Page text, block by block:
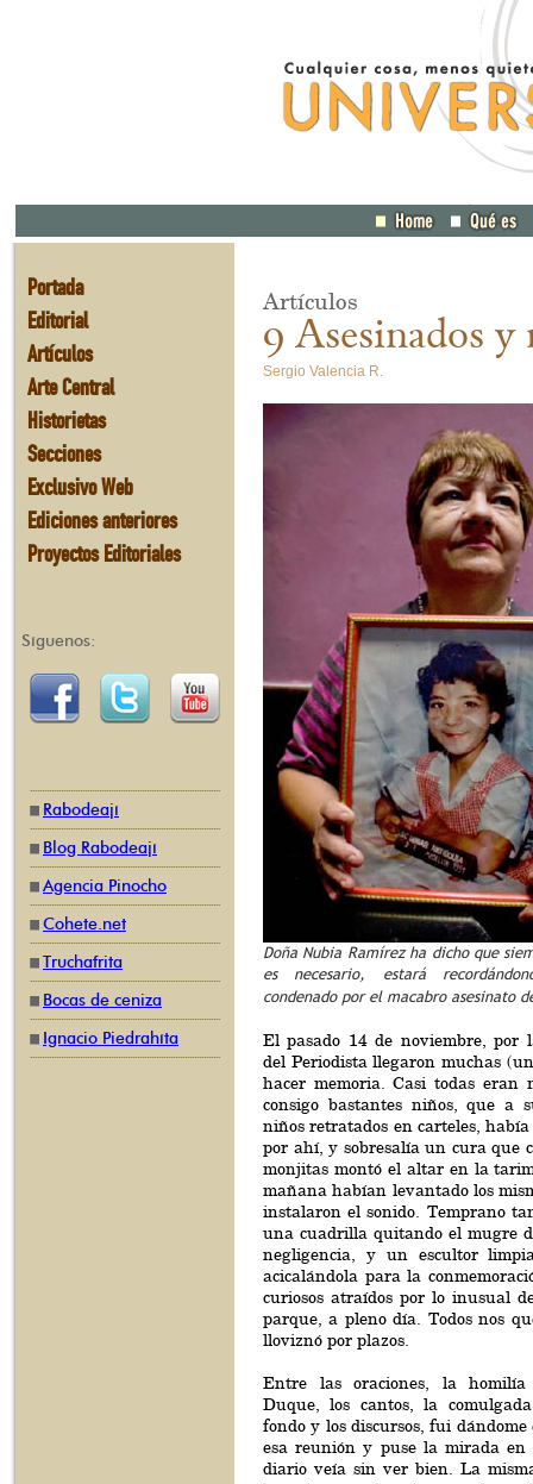
Portada
Editorial
Artículos
Arte Central
Historietas
Secciones
Exclusivo Web
Ediciones anteriores
Proyectos Editoriales
Síguenos:
Rabodeají
Blog Rabodeají
Agencia Pinocho
Cohete.net
Truchafrita
Bocas de ceniza
Ignacio Piedrahíta
Artículos
9 Asesinados
Sergio Valencia R.
Doña Nubia Ramírez ha dicho que
es necesario, estará
condenado por el macabro asesinato
El pasado 14 de noviembre, por
del Periodista llegaron muchas
hacer memoria. Casi todas eran
consigo bastantes niños, que a
niños retratados en carteles,
por ahí, y sobresalía un cura que
monjitas montó el altar en la
mañana habían levantado los
instalaron el sonido. Temprano
una cuadrilla quitando el mugre
negligencia, y un escultor
acicalándola para la
curiosos atraídos por lo inusual
parque, a pleno día. Todos nos
lloviznó por plazos.
Entre las oraciones, la
Duque, los cantos, la
fondo y los discursos, fui
esa reunión y puse la mirada
diario veía sin ver bien. La